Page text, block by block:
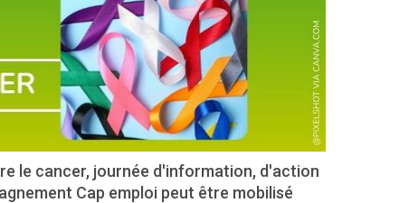
le cancer, journée d'information, d'action
Cap emploi peut être mobilisé